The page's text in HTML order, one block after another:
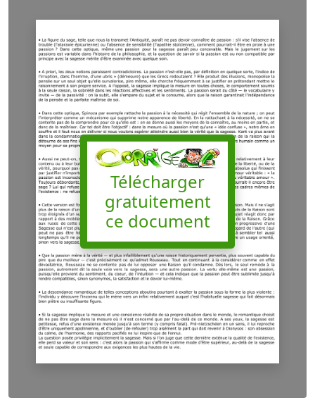
Télécharger
gratuitement
ce document